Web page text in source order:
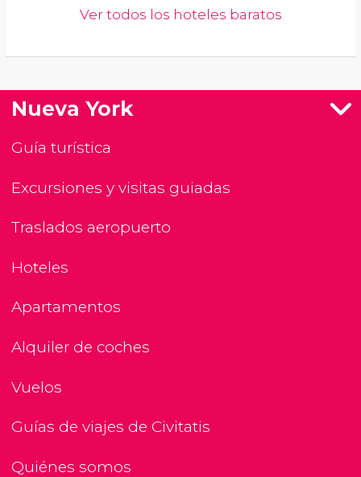
Ver todos los hoteles baratos
Nueva York
Guía turística
Excursiones y visitas guiadas
Traslados aeropuerto
Hoteles
Apartamentos
Alquiler de coches
Vuelos
Guías de viajes de Civitatis
Quiénes somos